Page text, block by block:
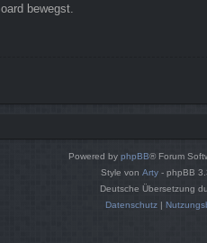
bewegst.
Powered by phpBB® Forum
Style von Arty - phpBB
Deutsche Übersetzung
Datenschutz|